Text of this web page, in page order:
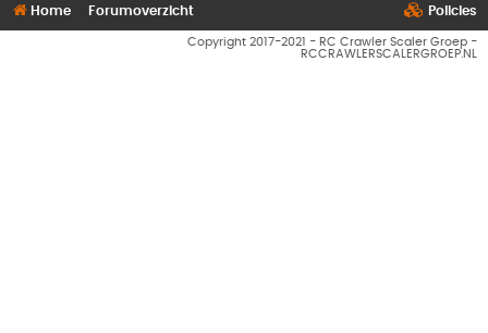
Home Forumoverzicht Policies
Copyright 2017-2021 - RC Crawler Scaler Groep -
RCCRAWLERSCALERGROEP.NL